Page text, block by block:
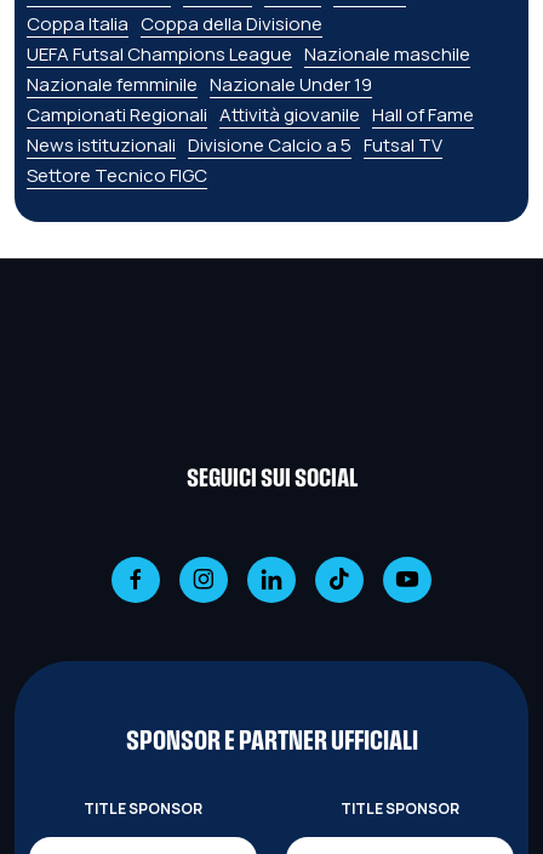
Coppa Italia Coppa della Divisione
UEFA Futsal Champions League Nazionale maschile
Nazionale femminile Nazionale Under 19
Campionati Regionali Attività giovanile Hall of Fame
News istituzionali Divisione Calcio a 5 Futsal TV
Settore Tecnico FIGC
SEGUICI SUI SOCIAL
SPONSOR E PARTNER UFFICIALI
TITLE SPONSOR TITLE SPONSOR